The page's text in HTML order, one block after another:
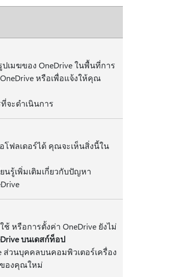
มฆของ OneDrive ในพื้นที่การ
หรือเพื่อแจ้งให้คุณ
จะดําเนินการ
ฟลเดอร์ได้ คุณจะเห็นสิ่งนี้ใน
นรู้เพิ่มเติมเกี่ยวกับปัญหา
หรือการตั้งค่า OneDrive ยังไม่
บนเดสก์ท็อป
วนบุคคลบนคอมพิวเตอร์เครื่อง
ของคุณใหม่